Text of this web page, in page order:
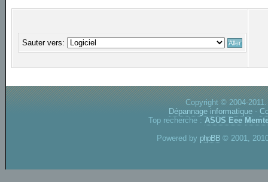
Sauter vers:
Copyright © 2004-
Dépannage informatique -
Top recherche : ASUS Eee
Powered by phpBB © 2001,